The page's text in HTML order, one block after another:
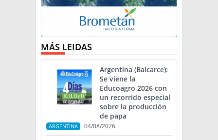
MÁS LEIDAS
Argentina (Balcarce):
Se viene la
Educoagro 2026 con
un recorrido especial
sobre la producción
de papa
ARGENTINA 04/08/2026